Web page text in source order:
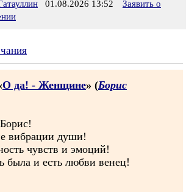
01.08.2026 13:52
Заявить о
О да! - Женщине» (Борис
вибрации души!
чувств и эмоций!
была и есть любви венец!